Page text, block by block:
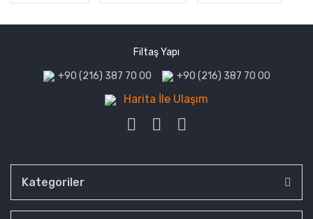
Filtaş Yapı
+90 (216) 387 70 00 +90 (216) 387 70 00
Harita İle Ulaşım
Kategoriler